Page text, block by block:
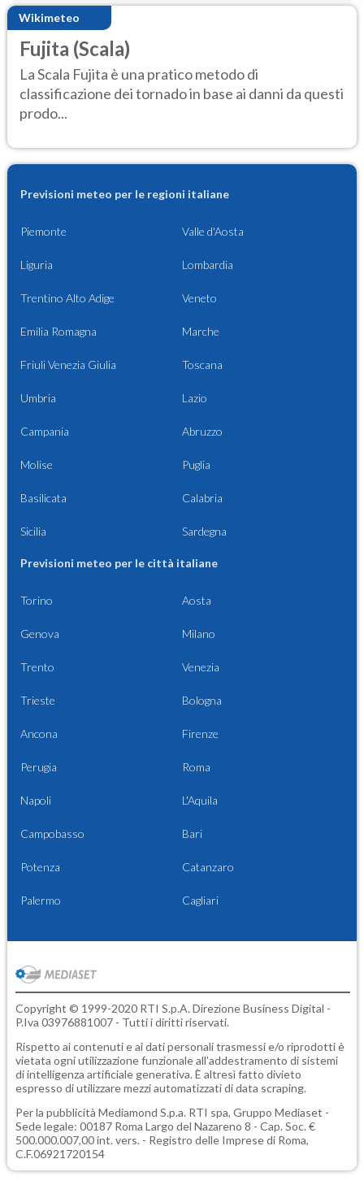
Wikimeteo
Fujita (Scala)
La Scala Fujita è una pratico metodo di
classificazione dei tornado in base ai danni da questi
prodo...
Previsioni meteo per le regioni italiane
Piemonte Valle d'Aosta
Liguria Lombardia
Trentino Alto Adige Veneto
Emilia Romagna Marche
Friuli Venezia Giulia Toscana
Umbria Lazio
Campania Abruzzo
Molise Puglia
Basilicata Calabria
Sicilia Sardegna
Previsioni meteo per le città italiane
Torino Aosta
Genova Milano
Trento Venezia
Trieste Bologna
Ancona Firenze
Perugia Roma
Napoli L'Aquila
Campobasso Bari
Potenza Catanzaro
Palermo Cagliari
Copyright © 1999-2020 RTI S.p.A. Direzione Business Digital -
P.Iva 03976881007 - Tutti i diritti riservati.
Rispetto ai contenuti e ai dati personali trasmessi e/o riprodotti è
vietata ogni utilizzazione funzionale all'addestramento di sistemi
di intelligenza artificiale generativa. È altresì fatto divieto
espresso di utilizzare mezzi automatizzati di data scraping.
Per la pubblicità Mediamond S.p.a. RTI spa, Gruppo Mediaset -
Sede legale: 00187 Roma Largo del Nazareno 8 - Cap. Soc. €
500.000.007,00 int. vers. - Registro delle Imprese di Roma,
C.F.06921720154